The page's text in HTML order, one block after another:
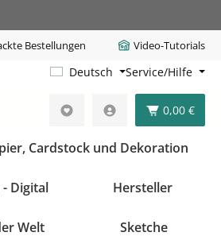
Bestellungen Video-Tutorials
Deutsch Service/Hilfe
0,00 €
Cardstock und Dekoration
Digital Hersteller
Welt Sketche